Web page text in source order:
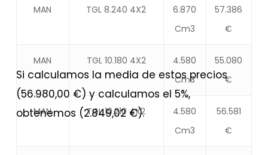
MAN TGL 8.240 4X2
6.870
Cm3
57.386
€
MAN TGL 10.180 4X2
4.580
Cm3
55.080
€
MAN TGL 10.210 4X2
4.580
Cm3
56.581
€
Si calculamos la media de estos precios
(56.980,00 €) y calculamos el 5%,
obtenemos (2.849,02 €).